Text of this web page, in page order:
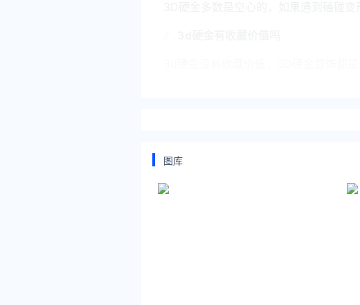
3d硬金没有收藏价值，3D硬金首饰都
名称产品元/克更新时间周大生黄金价
黄金价格走势周六福2022年10月8日
图库